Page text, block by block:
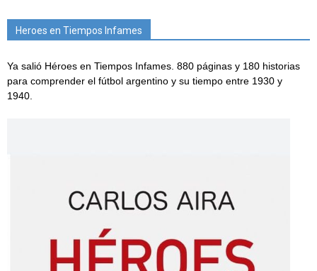
Heroes en Tiempos Infames
Ya salió Héroes en Tiempos Infames. 880 páginas y 180 historias
para comprender el fútbol argentino y su tiempo entre 1930 y
1940.